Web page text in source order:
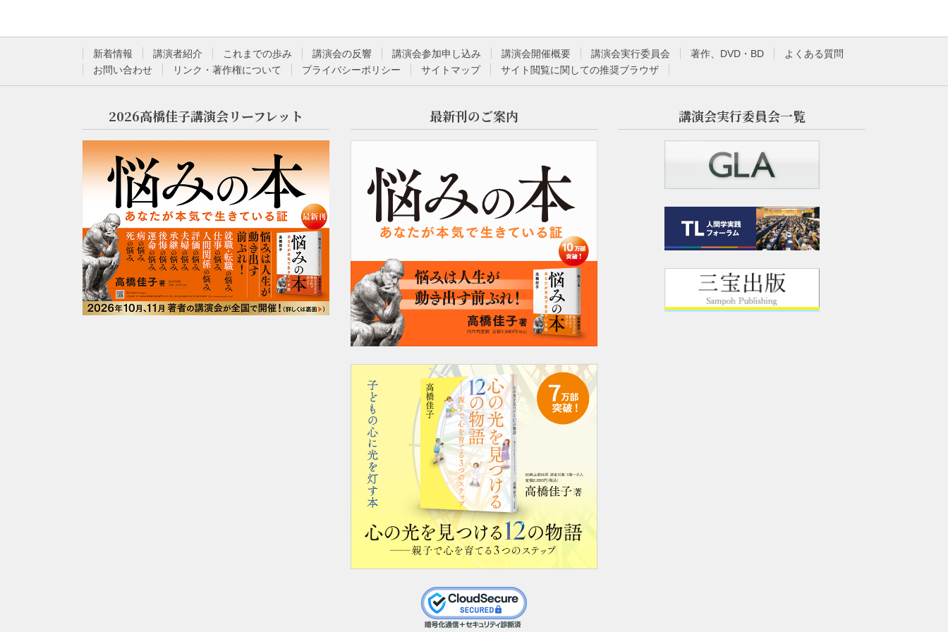
新着情報 講演者紹介 これまでの歩み 講演会の反響 講演会参加申し込み 講演会開催概要 講演会実行委員会 著作、DVD・BD
よくある質問
お問い合わせ
リンク・著作権について プライバシーポリシー サイトマップ サイト閲覧に関しての推奨ブラウザ
2026高橋佳子講演会リーフレット 最新刊のご案内 講演会実行委員会一覧